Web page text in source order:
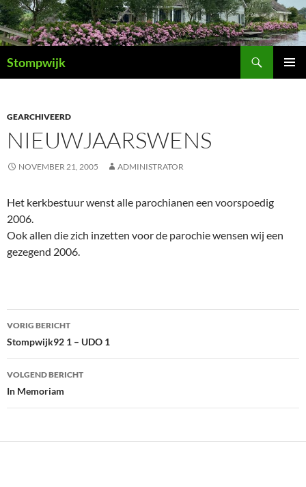
Ga
naar
de
inhoud
Stompwijk
GEARCHIVEERD
NIEUWJAARSWENS
NOVEMBER 21, 2005 ADMINISTRATOR
Het kerkbestuur wenst alle parochianen een voorspoedig
2006.
Ook allen die zich inzetten voor de parochie wensen wij een
gezegend 2006.
Bericht
navigatie
VORIG BERICHT
Stompwijk92 1 – UDO 1
VOLGEND BERICHT
In Memoriam